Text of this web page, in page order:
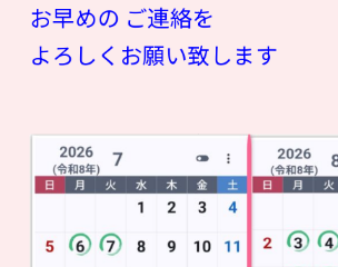
お早めの ご連絡を
よろしくお願い致します